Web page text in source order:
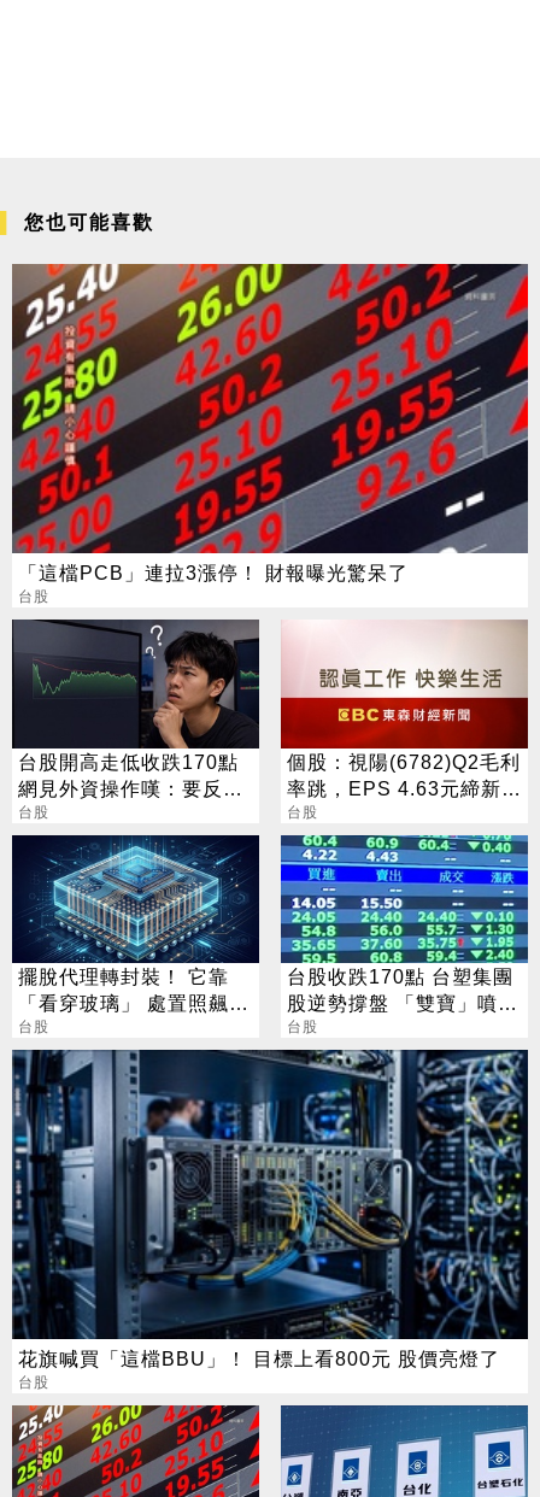
您也可能喜歡
「這檔PCB」連拉3漲停！ 財報曝光驚呆了
台股
台股開高走低收跌170點
網見外資操作嘆：要反轉
了嗎？
台股
個股：視陽(6782)Q2毛利
率跳，EPS 4.63元締新
猷，本季營運續看旺
台股
擺脫代理轉封裝！ 它靠
「看穿玻璃」 處置照飆2
漲停
台股
台股收跌170點 台塑集團
股逆勢撐盤 「雙寶」噴
5%
台股
花旗喊買「這檔BBU」！ 目標上看800元 股價亮燈了
台股